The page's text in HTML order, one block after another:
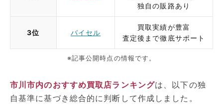
独自の販路あり
3位 バイセル
買取実績が豊富
査定後まで徹底サポート
※記事公開時点の情報です。
市川市内のおすすめ買取店ランキングは、以下の独
自基準に基づき総合的に判断して作成しました。